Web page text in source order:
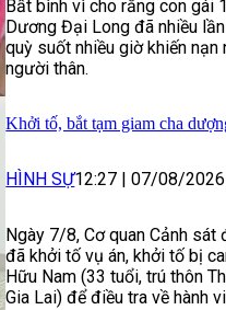
Bất bình vì cho rằng con gái
Dương Đại Long đã nhiều
quỳ suốt nhiều giờ khiến
người thân.
Khởi tố, bắt tạm giam cha
HÌNH SỰ12:27 07/08/2026
Ngày 7/8, Cơ quan Cảnh sát
đã khởi tố vụ án, khởi tố bị
Hữu Nam (33 tuổi, trú thôn
Gia Lai) để điều tra về hành